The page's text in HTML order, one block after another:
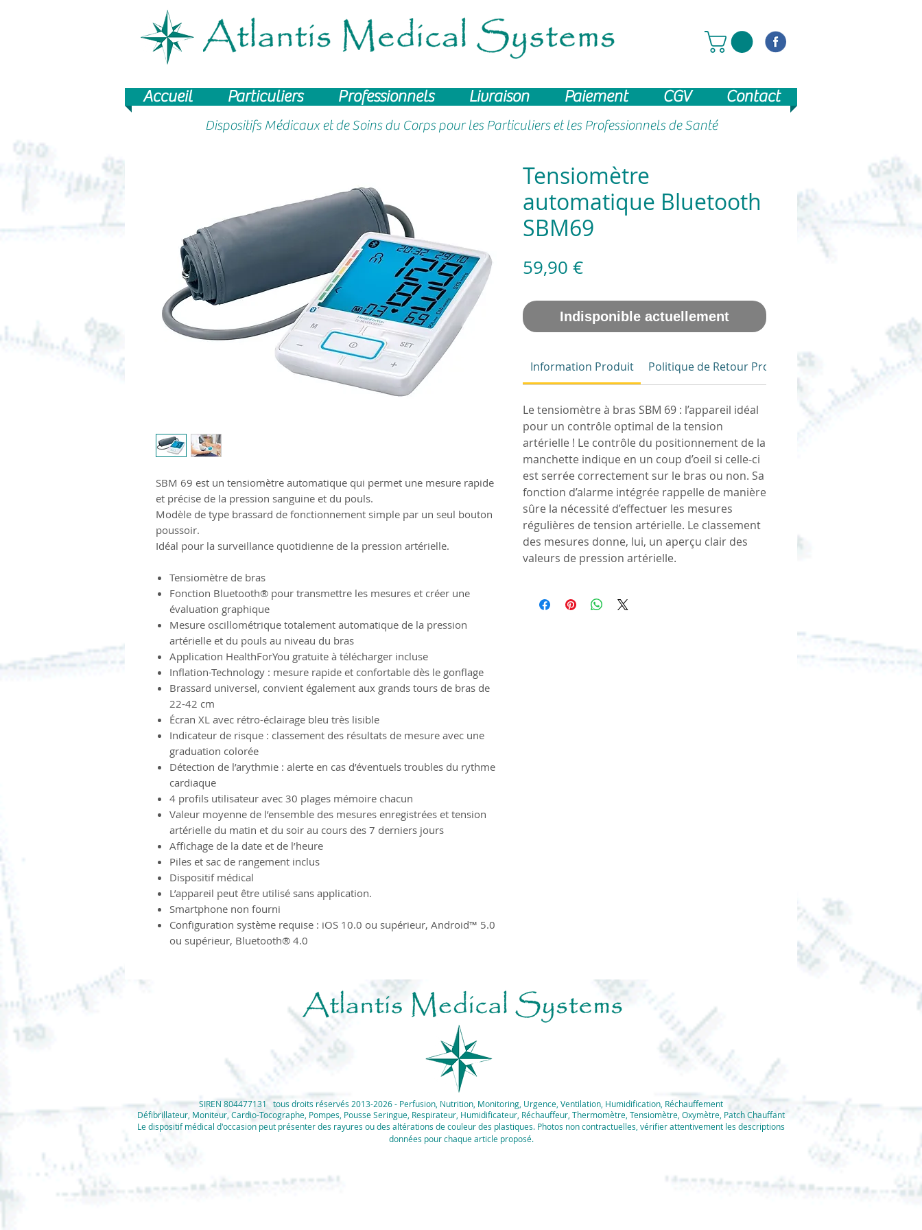
Accueil Particuliers Professionnels Livraison Paiement CGV Contact
Dispositifs Médicaux et de Soins du Corps pour les Particuliers et les Professionnels de Santé
SBM 69 est un tensiomètre automatique qui permet une mesure rapide
et précise de la pression sanguine et du pouls.
Modèle de type brassard de fonctionnement simple par un seul bouton
poussoir.
Idéal pour la surveillance quotidienne de la pression artérielle.
Tensiomètre de bras
Fonction Bluetooth® pour transmettre les mesures et créer une
évaluation graphique
Mesure oscillométrique totalement automatique de la pression
artérielle et du pouls au niveau du bras
Application HealthForYou gratuite à télécharger incluse
Inflation-Technology : mesure rapide et confortable dès le gonflage
Brassard universel, convient également aux grands tours de bras de
22-42 cm
Écran XL avec rétro-éclairage bleu très lisible
Indicateur de risque : classement des résultats de mesure avec une
graduation colorée
Détection de l’arythmie : alerte en cas d’éventuels troubles du rythme
cardiaque
4 profils utilisateur avec 30 plages mémoire chacun
Valeur moyenne de l’ensemble des mesures enregistrées et tension
artérielle du matin et du soir au cours des 7 derniers jours
Affichage de la date et de l’heure
Piles et sac de rangement inclus
Dispositif médical
L’appareil peut être utilisé sans application.
Smartphone non fourni
Configuration système requise : iOS 10.0 ou supérieur, Android™ 5.0
ou supérieur, Bluetooth® 4.0
Tensiomètre
automatique Bluetooth
SBM69
59,90 €Prix
Indisponible actuellement
Information Produit Politique de Retour Produit
Le tensiomètre à bras SBM 69 : l’appareil idéal
pour un contrôle optimal de la tension
artérielle ! Le contrôle du positionnement de la
manchette indique en un coup d’oeil si celle-ci
est serrée correctement sur le bras ou non. Sa
fonction d’alarme intégrée rappelle de manière
sûre la nécessité d’effectuer les mesures
régulières de tension artérielle. Le classement
des mesures donne, lui, un aperçu clair des
valeurs de pression artérielle.
SIREN 804477131 tous droits réservés 2013-2026 - Perfusion, Nutrition, Monitoring, Urgence, Ventilation, Humidification, Réchauffement
Défibrillateur, Moniteur, Cardio-Tocographe, Pompes, Pousse Seringue, Respirateur, Humidificateur, Réchauffeur, Thermomètre, Tensiomètre, Oxymètre, Patch Chauffant
Le dispositif médical d'occasion peut présenter des rayures ou des altérations de couleur des plastiques. Photos non contractuelles, vérifierattentivement les descriptions
données pour chaque article proposé.